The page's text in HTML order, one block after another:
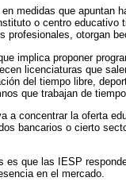
medidas que apuntan
o centro educativo
otorgan
implica proponer
licenciaturas que
del tiempo libre,
que trabajan de
a concentrar la oferta
bancarios o cierto
que las IESP
en el mercado.